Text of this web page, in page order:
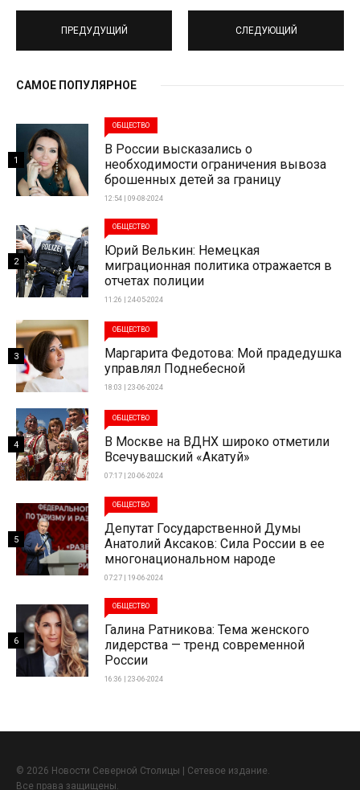
ПРЕДУДУЩИЙ СЛЕДУЮЩИЙ
САМОЕ ПОПУЛЯРНОЕ
ОБЩЕСТВО
В России высказались о
необходимости ограничения вывоза
брошенных детей за границу
12:54 | 09-08-2024
1
ОБЩЕСТВО
Юрий Велькин: Немецкая
миграционная политика отражается в
отчетах полиции
11:26 | 24-05-2024
2
ОБЩЕСТВО
Маргарита Федотова: Мой прадедушка
управлял Поднебесной
18:03 | 23-06-2024
3
ОБЩЕСТВО
В Москве на ВДНХ широко отметили
Всечувашский «Акатуй»
07:17 | 20-06-2024
4
ОБЩЕСТВО
Депутат Государственной Думы
Анатолий Аксаков: Сила России в ее
многонациональном народе
07:27 | 19-06-2024
5
ОБЩЕСТВО
Галина Ратникова: Тема женского
лидерства — тренд современной
России
16:36 | 23-06-2024
6
© 2026 Новости Северной Столицы | Сетевое издание.
Все права защищены.